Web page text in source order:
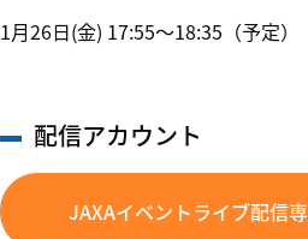
1月26日(金) 17:55～18:35（予定）
配信アカウント
JAXAイベントライブ配信